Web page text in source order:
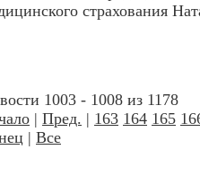
страхования
1003 - 1008 из 1178
| Пред. | 163 164 165
| Все